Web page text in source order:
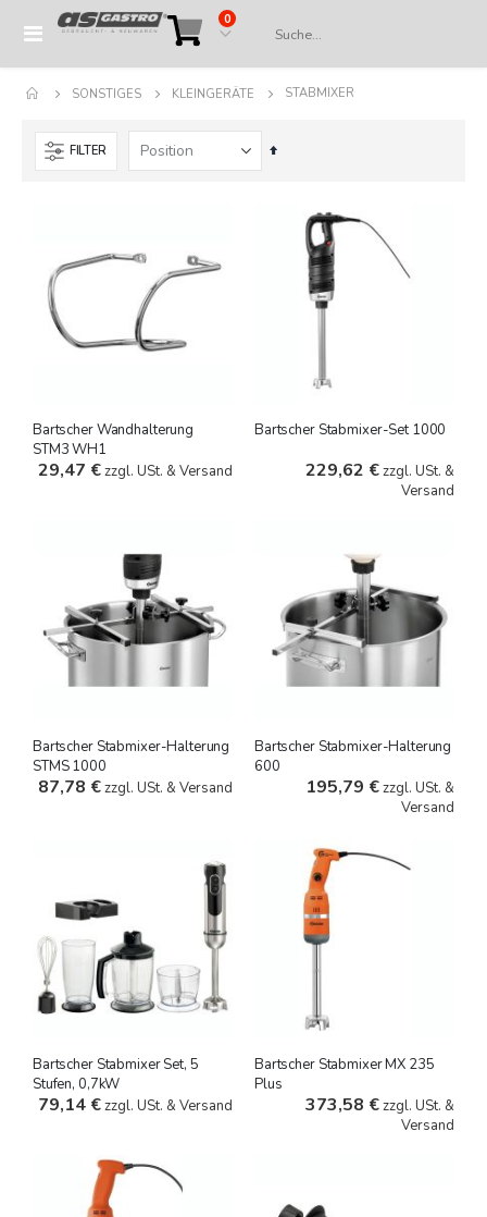
Navigation
Cart
0Artikel
SONSTIGES KLEINGERÄTE STABMIXER
FILTER
In
Bartscher Wandhalterung
STM3 WH1
29,47 €zzgl. USt. & Versand
Bartscher Stabmixer-Set 1000
229,62 €zzgl. USt. &
Versand
Bartscher Stabmixer-Halterung
STMS 1000
87,78 €zzgl. USt. & Versand
Bartscher Stabmixer-Halterung
600
195,79 €zzgl. USt. &
Versand
Bartscher Stabmixer Set, 5
Stufen, 0,7kW
79,14 €zzgl. USt. & Versand
Bartscher Stabmixer MX 235
Plus
373,58 €zzgl. USt. &
Versand